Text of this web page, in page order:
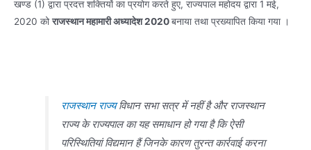
खण्ड (1) द्वारा प्रदत्त शक्तियों का प्रयोग करते हुए, राज्यपाल महोदय द्वारा 1 मई,
2020 कोराजस्थान महामारी अध्यादेश 2020बनाया तथा प्रख्यापित किया गया ।
राजस्थान राज्यविधान सभा सत्र में नहीं है और राजस्थान
राज्य के राज्यपाल का यह समाधान हो गया है कि ऐसी
परिस्थितियां विद्यमान हैं जिनके कारण तुरन्त कार्रवाई करना